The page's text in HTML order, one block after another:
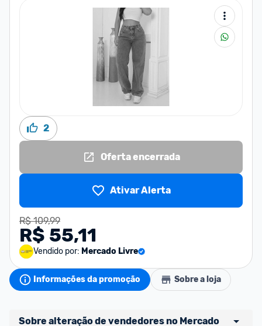
2
Oferta encerrada
Ativar Alerta
R$ 109,99
R$ 55,11
Vendido por: Mercado Livre
Informações da promoção Sobre a loja
Sobre alteração de vendedores no Mercado